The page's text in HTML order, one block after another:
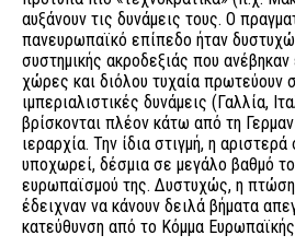
αυξάνουν τις δυνάμεις τους. Ο
πανευρωπαϊκό επίπεδο ήταν
συστημικής ακροδεξιάς που
χώρες και διόλου τυχαία πρωτεύουν
ιμπεριαλιστικές δυνάμεις (Γαλλία,
βρίσκονται πλέον κάτω από τη
ιεραρχία. Την ίδια στιγμή, η
υποχωρεί, δέσμια σε μεγάλο βαθμό
ευρωπαϊσμού της. Δυστυχώς, η πτώση
έδειχναν να κάνουν δειλά βήματα
κατεύθυνση από το Κόμμα